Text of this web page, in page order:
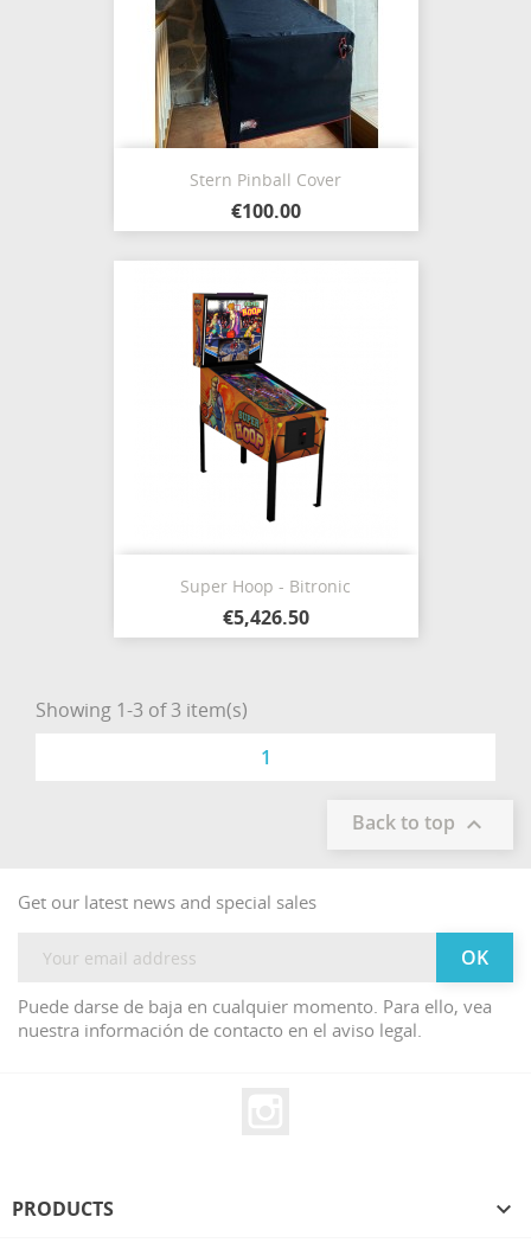
Stern Pinball Cover
€100.00
Super Hoop - Bitronic
€5,426.50
Showing 1-3 of 3 item(s)
1
Back to top 
Get our latest news and special sales
Puede darse de baja en cualquier momento. Para ello, vea
nuestra información de contacto en el aviso legal.
PRODUCTS 